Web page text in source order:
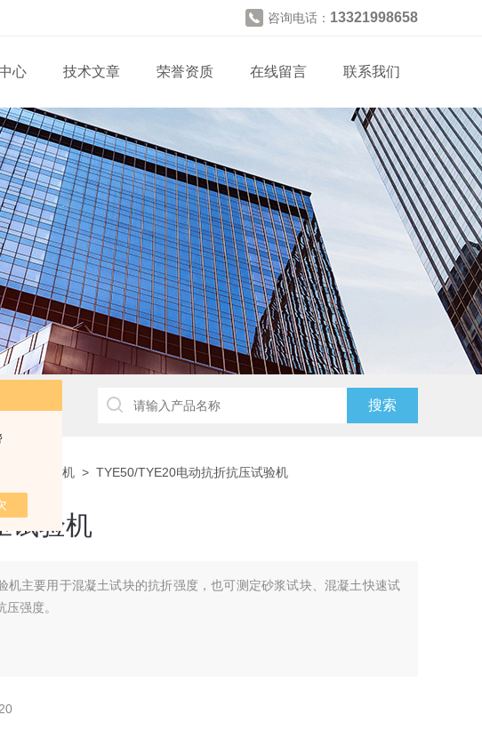
咨询电话： 13321998658
心 技术文章 荣誉资质 在线留言 联系我们
机、滚焊机 > TYE50/TYE20电动抗折抗压试验机
试验机
机主要用于混凝土试块的抗折强度，也可测定砂浆试块、混凝土快速试
强度。